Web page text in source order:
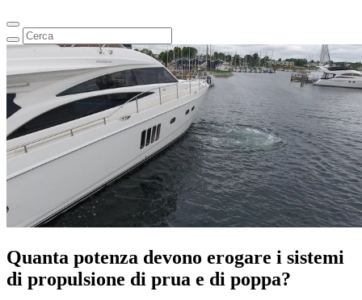
Quanta potenza devono erogare i sistemi
di propulsione di prua e di poppa?